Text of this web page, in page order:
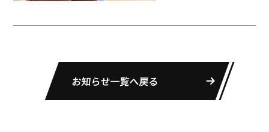
お知らせ一覧へ戻る